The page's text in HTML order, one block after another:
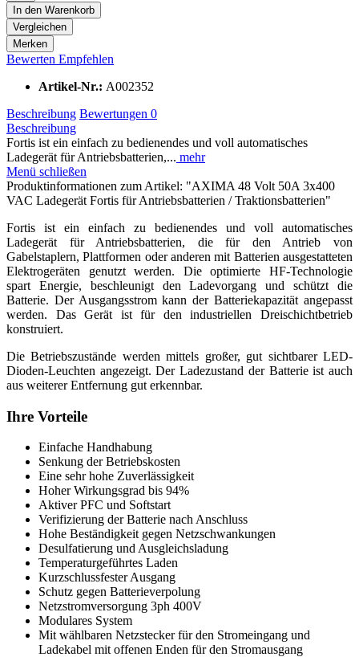
In den Warenkorb
Vergleichen
Merken
Bewerten Empfehlen
Artikel-Nr.: A002352
Beschreibung Bewertungen 0
Beschreibung
Fortis ist ein einfach zu bedienendes und voll automatisches
Ladegerät für Antriebsbatterien,... mehr
Menü schließen
Produktinformationen zum Artikel: "AXIMA 48 Volt 50A 3x400
VAC Ladegerät Fortis für Antriebsbatterien / Traktionsbatterien"
Fortis ist ein einfach zu bedienendes und voll automatisches
Ladegerät für Antriebsbatterien, die für den Antrieb von
Gabelstaplern, Plattformen oder anderen mit Batterien ausgestatteten
Elektrogeräten genutzt werden. Die optimierte HF-Technologie
spart Energie, beschleunigt den Ladevorgang und schützt die
Batterie. Der Ausgangsstrom kann der Batteriekapazität angepasst
werden. Das Gerät ist für den industriellen Dreischichtbetrieb
konstruiert.
Die Betriebszustände werden mittels großer, gut sichtbarer LED-
Dioden-Leuchten angezeigt. Der Ladezustand der Batterie ist auch
aus weiterer Entfernung gut erkennbar.
Ihre Vorteile
Einfache Handhabung
Senkung der Betriebskosten
Eine sehr hohe Zuverlässigkeit
Hoher Wirkungsgrad bis 94%
Aktiver PFC und Softstart
Verifizierung der Batterie nach Anschluss
Hohe Beständigkeit gegen Netzschwankungen
Desulfatierung und Ausgleichsladung
Temperaturgeführtes Laden
Kurzschlussfester Ausgang
Schutz gegen Batterieverpolung
Netzstromversorgung 3ph 400V
Modulares System
Mit wählbaren Netzstecker für den Stromeingang und
Ladekabel mit offenen Enden für den Stromausgang